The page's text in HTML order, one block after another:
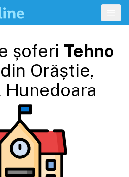
șoferi Tehno
din Orăștie,
Hunedoara